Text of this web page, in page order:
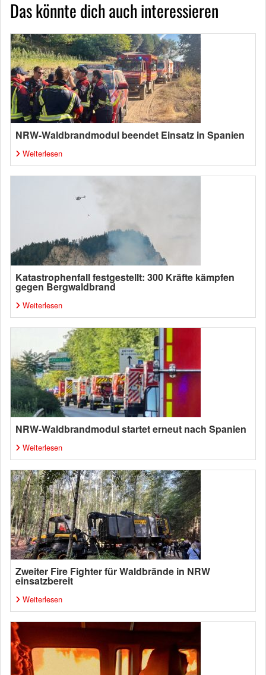
Das könnte dich auch interessieren
NRW-Waldbrandmodul beendet Einsatz in Spanien
Weiterlesen
Katastrophenfall festgestellt: 300 Kräfte kämpfen
gegen Bergwaldbrand
Weiterlesen
NRW-Waldbrandmodul startet erneut nach Spanien
Weiterlesen
Zweiter Fire Fighter für Waldbrände in NRW
einsatzbereit
Weiterlesen